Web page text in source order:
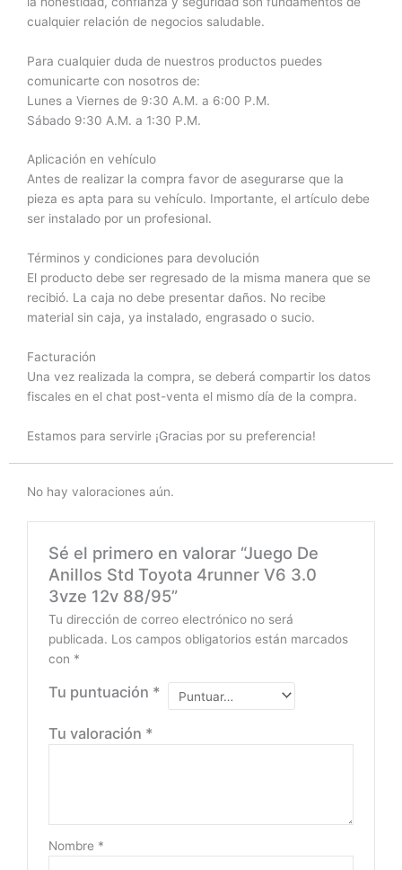
cualquier relación de negocios saludable.
Para cualquier duda de nuestros productos puedes
comunicarte con nosotros de:
Lunes a Viernes de 9:30 A.M. a 6:00 P.M.
Sábado 9:30 A.M. a 1:30 P.M.
Aplicación en vehículo
Antes de realizar la compra favor de asegurarse que la
pieza es apta para su vehículo. Importante, el artículo debe
ser instalado por un profesional.
Términos y condiciones para devolución
El producto debe ser regresado de la misma manera que se
recibió. La caja no debe presentar daños. No recibe
material sin caja, ya instalado, engrasado o sucio.
Facturación
Una vez realizada la compra, se deberá compartir los datos
fiscales en el chat post-venta el mismo día de la compra.
Estamos para servirle ¡Gracias por su preferencia!
No hay valoraciones aún.
Sé el primero en valorar “Juego De
Anillos Std Toyota 4runner V6 3.0
3vze 12v 88/95”
Tu dirección de correo electrónico no será
publicada. Los campos obligatorios están marcados
con *
Tu puntuación *
Tu valoración *
Nombre *